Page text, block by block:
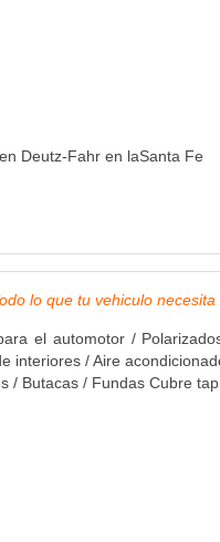
Deutz-Fahr en laSanta Fe
lo que tu vehiculo
el automotor /
interiores / Aire
/ Butacas / Fundas Cubre